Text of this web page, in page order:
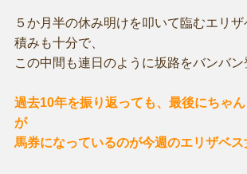
５か月半の休み明けを叩いて臨むエリ
積みも十分で、
この中間も連日のように坂路をバンバン
過去10年を振り返っても、最後にちゃ
が
馬券になっているのが今週のエリザベス